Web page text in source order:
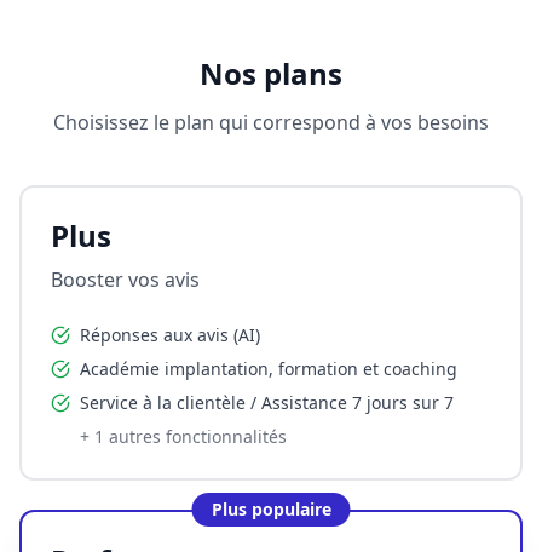
Nos plans
Choisissez le plan qui correspond à vos besoins
Plus
Booster vos avis
Réponses aux avis (AI)
Académie implantation, formation et coaching
Service à la clientèle / Assistance 7 jours sur 7
+ 1 autres fonctionnalités
Plus populaire